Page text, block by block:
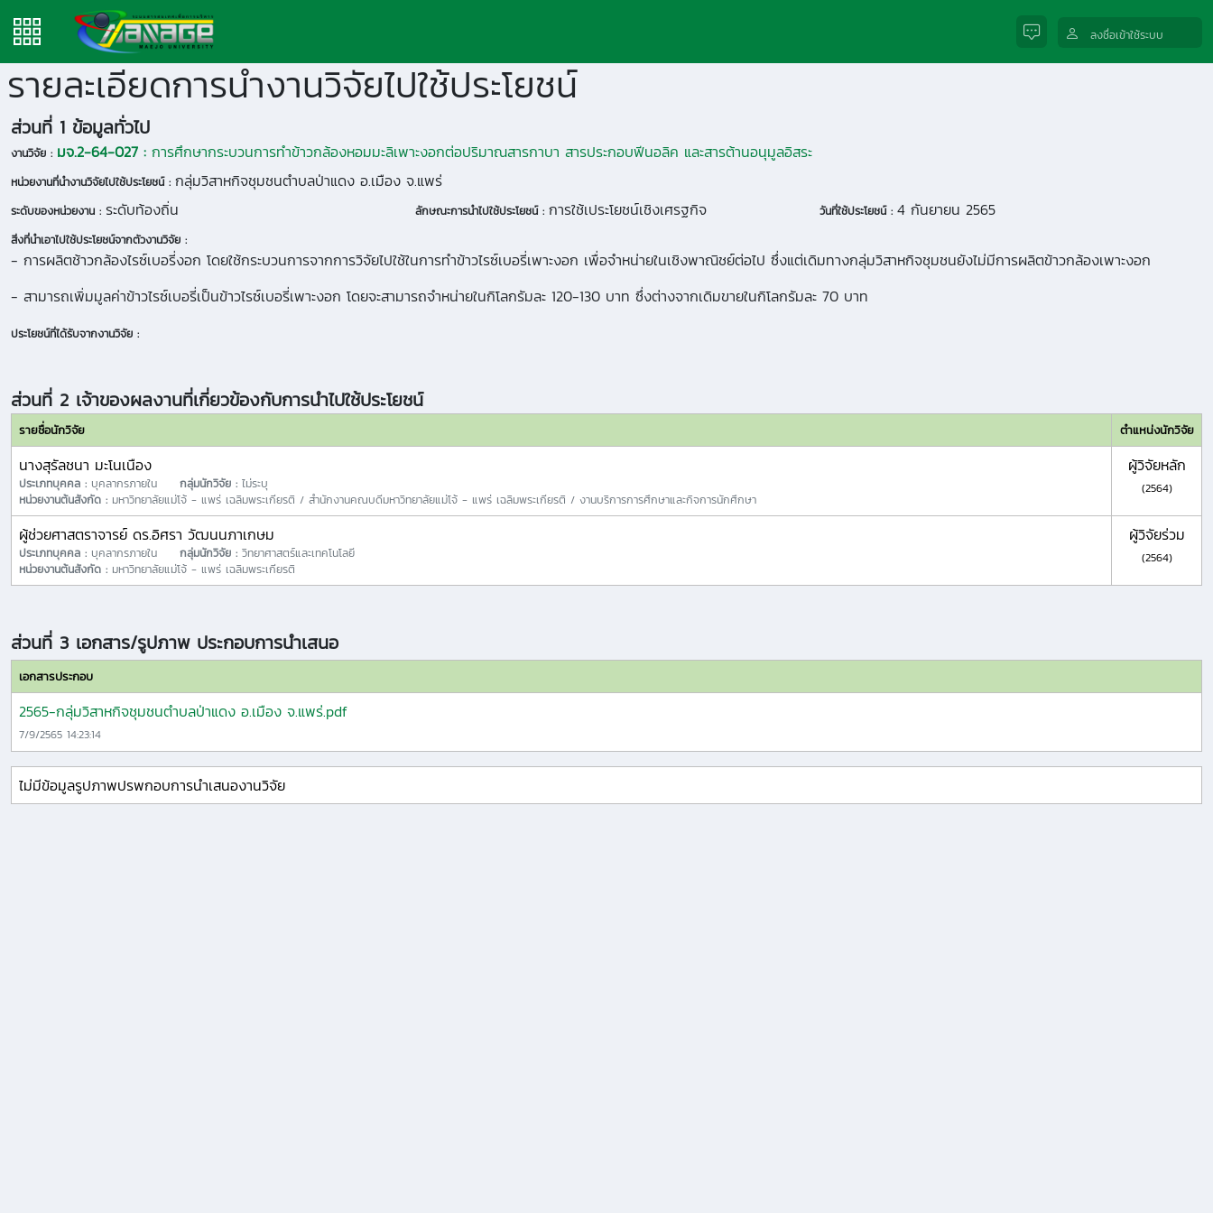
ลงชื่อเข้าใช้ระบบ
รายละเอียดการนำงานวิจัยไปใช้ประโยชน์
ส่วนที่ 1 ข้อมูลทั่วไป
งานวิจัย : มจ.2-64-027 : การศึกษากระบวนการทำข้าวกล้องหอมมะลิเพาะงอกต่อปริมาณสารกาบา สารประกอบฟีนอลิค และสารต้านอนุมูลอิสระ
หน่วยงานที่นำงานวิจัยไปใช้ประโยชน์ : กลุ่มวิสาหกิจชุมชนตำบลป่าแดง อ.เมือง จ.แพร่
ระดับของหน่วยงาน : ระดับท้องถิ่น ลักษณะการนำไปใช้ประโยชน์ : การใช้เประโยชน์เชิงเศรฐกิจ วันที่ใช้ประโยชน์ : 4 กันยายน 2565
สิ่งที่นำเอาไปใช้ประโยชน์จากตัวงานวิจัย :
- การผลิตช้าวกล้องไรซ์เบอรี่งอก โดยใช้กระบวนการจากการวิจัยไปใช้ในการทำข้าวไรซ์เบอรี่เพาะงอก เพื่อจำหน่ายในเชิงพาณิชย์ต่อไป ซึ่งแต่เดิมทางกลุ่มวิสาหกิจชุมชนยังไม่มีการผลิตข้าวกล้องเพาะงอก
- สามารถเพิ่มมูลค่าข้าวไรซ์เบอรี่เป็นข้าวไรซ์เบอรี่เพาะงอก โดยจะสามารถจำหน่ายในกิโลกรัมละ 120-130 บาท ซึ่งต่างจากเดิมขายในกิโลกรัมละ 70 บาท
ประโยชน์ที่ได้รับจากงานวิจัย :
ส่วนที่ 2 เจ้าของผลงานที่เกี่ยวข้องกับการนำไปใช้ประโยชน์
รายชื่อนักวิจัย ตำแหน่งนักวิจัย
นางสุรัลชนา มะโนเนือง
ประเภทบุคคล : บุคลากรภายใน กลุ่มนักวิจัย : ไม่ระบุ
หน่วยงานต้นสังกัด : มหาวิทยาลัยแม่โจ้ - แพร่ เฉลิมพระเกียรติ / สำนักงานคณบดีมหาวิทยาลัยแม่โจ้ - แพร่ เฉลิมพระเกียรติ / งานบริการการศึกษาและกิจการนักศึกษา
ผู้วิจัยหลัก
(2564)
ผู้ช่วยศาสตราจารย์ ดร.อิศรา วัฒนนภาเกษม
ประเภทบุคคล : บุคลากรภายใน กลุ่มนักวิจัย : วิทยาศาสตร์และเทคโนโลยี
หน่วยงานต้นสังกัด : มหาวิทยาลัยแม่โจ้ - แพร่ เฉลิมพระเกียรติ
ผู้วิจัยร่วม
(2564)
ส่วนที่ 3 เอกสาร/รูปภาพ ประกอบการนำเสนอ
เอกสารประกอบ
2565-กลุ่มวิสาหกิจชุมชนตำบลป่าแดง อ.เมือง จ.แพร่.pdf
7/9/2565 14:23:14
ไม่มีข้อมูลรูปภาพปรพกอบการนำเสนองานวิจัย